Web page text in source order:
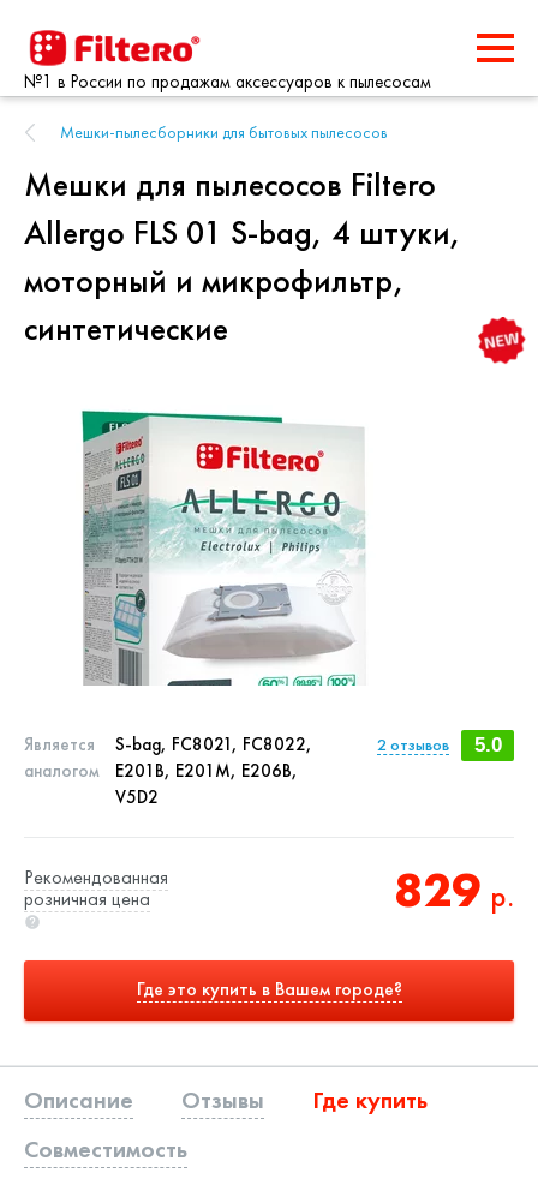
№1 в России по продажам аксессуаров к пылесосам
Мешки-пылесборники для бытовых пылесосов
Мешки для пылесосов Filtero
Allergo FLS 01 S-bag, 4 штуки,
моторный и микрофильтр,
синтетические
Является
аналогом
S-bag, FC8021, FC8022,
E201B, E201M, E206B,
V5D2
5.0
2отзывов
829 р.
Рекомендованная
розничная цена
Где это купить в Вашем городе?
Описание Отзывы
Где купить
Совместимость